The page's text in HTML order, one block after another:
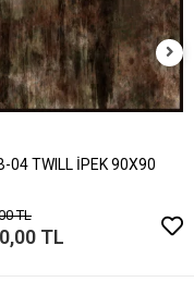
04 TWILL İPEK 90X90
TL
TL